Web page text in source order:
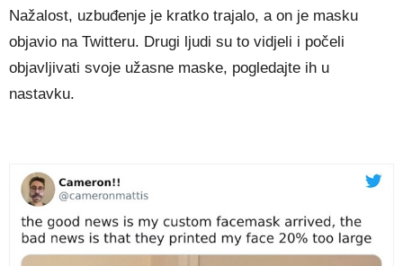
Nažalost, uzbuđenje je kratko trajalo, a on je masku
objavio na Twitteru. Drugi ljudi su to vidjeli i počeli
objavljivati svoje užasne maske, pogledajte ih u
nastavku.